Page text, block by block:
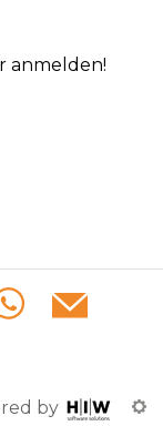
anmelden!
by